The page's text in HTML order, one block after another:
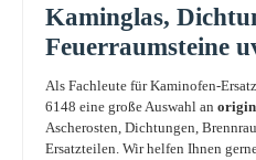
Kaminglas,
Feuerraumsteine
Als Fachleute für Kaminofen-
6148 eine große Auswahl an
Ascherosten, Dichtungen,
Ersatzteilen. Wir helfen Ihnen